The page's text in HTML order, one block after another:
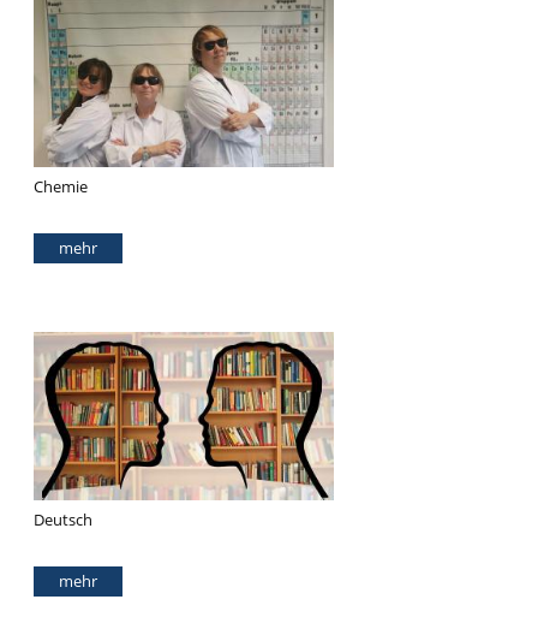
Chemie
mehr
Deutsch
mehr